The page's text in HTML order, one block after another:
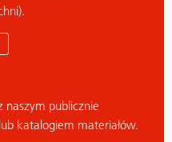
naszym publicznie
katalogiem materiałów.